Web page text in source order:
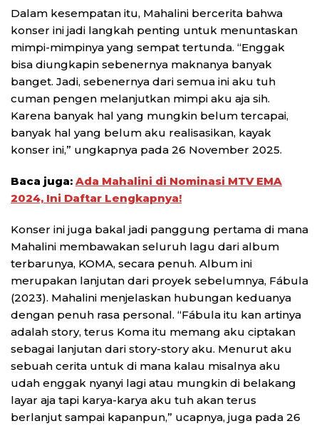
Dalam kesempatan itu, Mahalini bercerita bahwa
konser ini jadi langkah penting untuk menuntaskan
mimpi-mimpinya yang sempat tertunda. “Enggak
bisa diungkapin sebenernya maknanya banyak
banget. Jadi, sebenernya dari semua ini aku tuh
cuman pengen melanjutkan mimpi aku aja sih.
Karena banyak hal yang mungkin belum tercapai,
banyak hal yang belum aku realisasikan, kayak
konser ini,” ungkapnya pada 26 November 2025.
Baca juga: Ada Mahalini di Nominasi MTV EMA
2024, Ini Daftar Lengkapnya!
Konser ini juga bakal jadi panggung pertama di mana
Mahalini membawakan seluruh lagu dari album
terbarunya, KOMA, secara penuh. Album ini
merupakan lanjutan dari proyek sebelumnya, Fábula
(2023). Mahalini menjelaskan hubungan keduanya
dengan penuh rasa personal. “Fábula itu kan artinya
adalah story, terus Koma itu memang aku ciptakan
sebagai lanjutan dari story-story aku. Menurut aku
sebuah cerita untuk di mana kalau misalnya aku
udah enggak nyanyi lagi atau mungkin di belakang
layar aja tapi karya-karya aku tuh akan terus
berlanjut sampai kapanpun,” ucapnya, juga pada 26